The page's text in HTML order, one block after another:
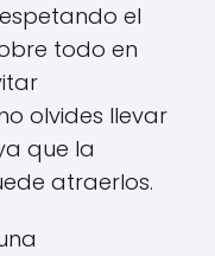
el
todo en
olvides llevar
que la
atraerlos.